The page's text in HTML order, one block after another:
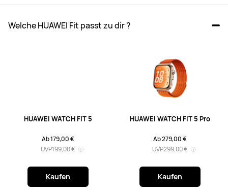
Welche HUAWEI Fit passt zu dir ?
HUAWEI WATCH FIT 5
Ab 179,00 €
UVP199,00 €
Kaufen
HUAWEI WATCH FIT 5 Pro
Ab 279,00 €
UVP299,00 €
Kaufen